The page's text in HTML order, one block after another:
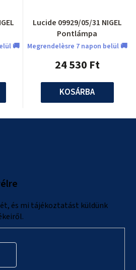
🚚
Lucide 09929/05/31 NIGEL
Pontlámpa
Megrendelèsre 7 napon belül 🚚
24 530 Ft
KOSÁRBA
és mi tájékoztatást küldünk